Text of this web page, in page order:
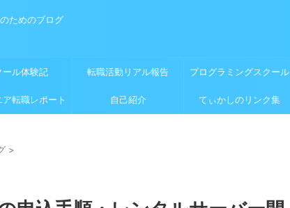
ためのブログ
ール体験記 転職活動リアル報告 プログラミングスクール
ア転職レポート 自己紹介 てぃかしのリンク集
>